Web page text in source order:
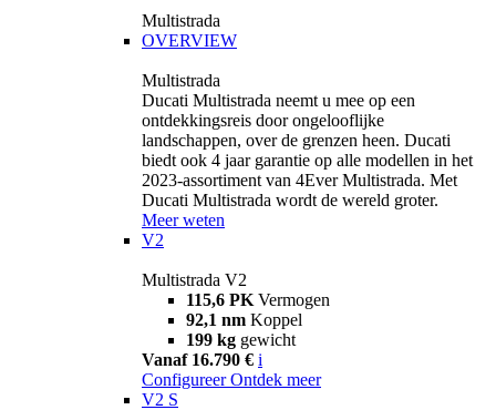
Multistrada
OVERVIEW
Multistrada
Ducati Multistrada neemt u mee op een
ontdekkingsreis door ongelooflijke
landschappen, over de grenzen heen. Ducati
biedt ook 4 jaar garantie op alle modellen in het
2023-assortiment van 4Ever Multistrada. Met
Ducati Multistrada wordt de wereld groter.
Meer weten
V2
Multistrada V2
115,6 PK Vermogen
92,1 nm Koppel
199 kg gewicht
Vanaf 16.790 € i
Configureer Ontdek meer
V2 S